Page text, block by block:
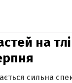
на
сильна